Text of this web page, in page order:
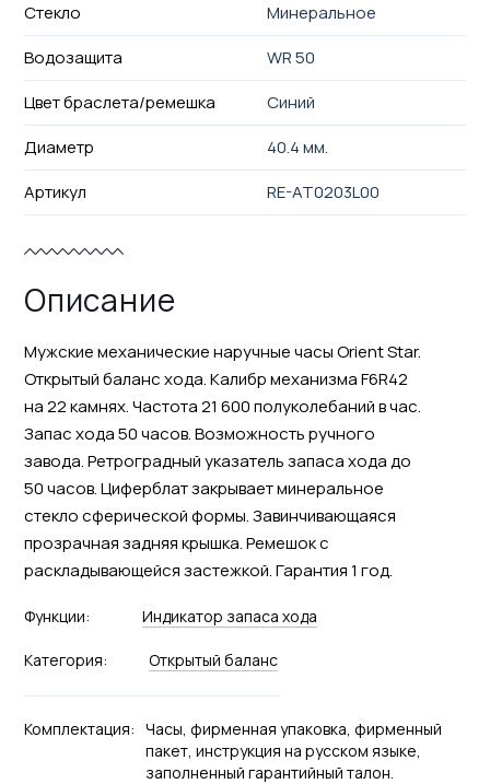
Стекло
Минеральное
Водозащита
WR 50
Цвет браслета/ремешка
Синий
Диаметр
40.4 мм.
Артикул
RE-AT0203L00
Описание
Мужские механические наручные часы Orient Star.
Открытый баланс хода. Калибр механизма F6R42
на 22 камнях. Частота 21 600 полуколебаний в час.
Запас хода 50 часов. Возможность ручного
завода. Ретроградный указатель запаса хода до
50 часов. Циферблат закрывает минеральное
стекло сферической формы. Завинчивающаяся
прозрачная задняя крышка. Ремешок с
раскладывающейся застежкой. Гарантия 1 год.
Функции: Индикатор запаса хода
Категория: Открытый баланс
Комплектация: Часы, фирменная упаковка, фирменный
пакет, инструкция на русском языке,
заполненный гарантийный талон.